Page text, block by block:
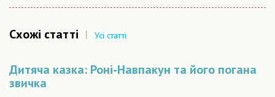
Схожі статті | Усі статті
Дитяча казка: Роні-Навпакун та його погана
звичка